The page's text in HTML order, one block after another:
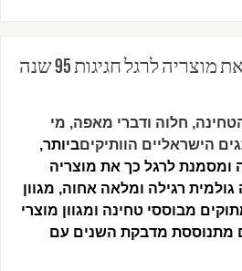
חברת אחוה מסמנת את מוצריה לרגל חגיגות 95 שנה
חלוה ודברי מאפה, מי
הישראליים הוותיקיםביותר,
ומסמנת לרגל כך את מוצריה
רגילה ומלאה אחוה, מגוון
מבוססי טחינה ומגוון מוצרי
מתנוססת מדבקת השנים עם